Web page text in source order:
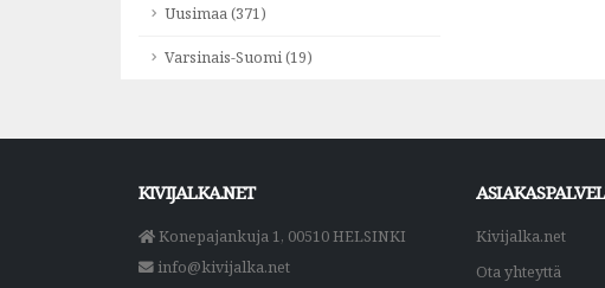
Uusimaa (371)
Varsinais-Suomi (19)
KIVIJALKA.NET
Konepajankuja 1, 00510 HELSINKI
info@kivijalka.net
Kivijalka.net
Ota yhteyttä